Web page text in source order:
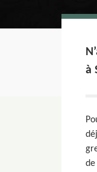
à
de